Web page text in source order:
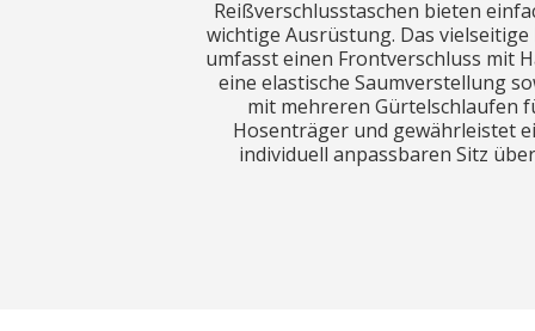
Reißverschlusstaschen bieten
wichtige Ausrüstung. Das
umfasst einen Frontverschluss mit
eine elastische Saumverstellung
mit mehreren Gürtelschlaufen
Hosenträger und gewährleistet
individuell anpassbaren Sitz
Ich
diese
EN ISO
Ich
diese
EN ISO